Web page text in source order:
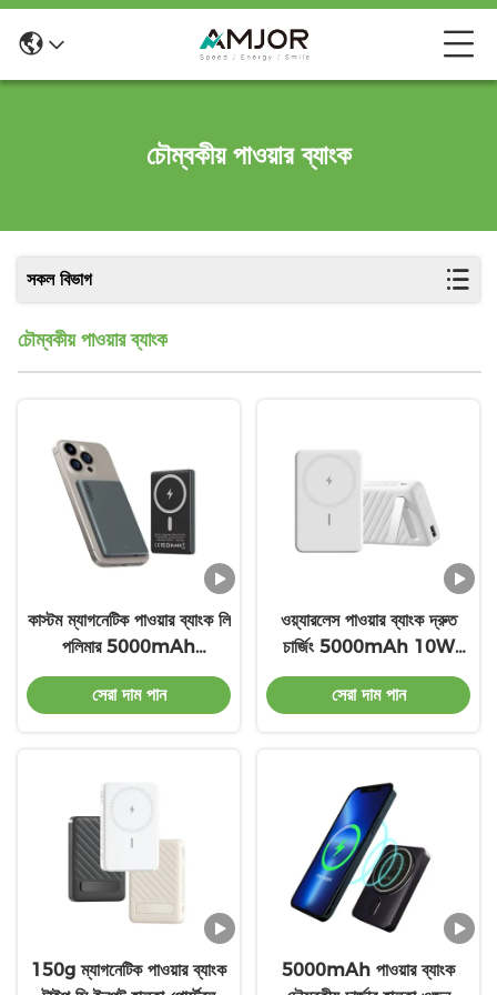
চৌম্বকীয় পাওয়ার ব্যাংক
সকল বিভাগ
চৌম্বকীয় পাওয়ার ব্যাংক
কাস্টম ম্যাগনেটিক পাওয়ার ব্যাংক লি
পলিমার 5000mAh
ABS+PC+অ্যালুমিনিয়াম খাদ
সেরা দাম পান
ওয়্যারলেস পাওয়ার ব্যাংক দ্রুত
চার্জিং 5000mAh 10W
কালো চৌম্বকীয় চার্জার অগ্নিরোধী
ABS পিসি
সেরা দাম পান
150g ম্যাগনেটিক পাওয়ার ব্যাংক
5000mAh পাওয়ার ব্যাংক